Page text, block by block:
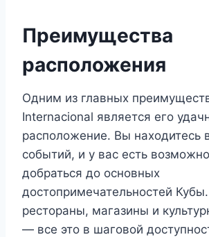
Преимущества
расположения
Одним из главных
Internacional является его
расположение. Вы находитесь
событий, и у вас есть
добраться до основных
достопримечательностей
рестораны, магазины и
— все это в шаговой